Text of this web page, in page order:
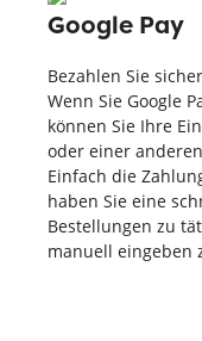
Google Pay
Bezahlen Sie
Wenn Sie Google
können Sie Ihre
oder einer
Einfach die
haben Sie eine
Bestellungen zu
manuell eingeben